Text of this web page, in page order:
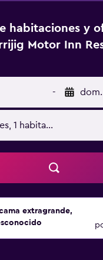
zona de salón
lavandería y tienda de
el desayuno, el
caliente. El almuerzo
y carne.
habitaciones y
Motor Inn
-
1 habitación
extragrande,